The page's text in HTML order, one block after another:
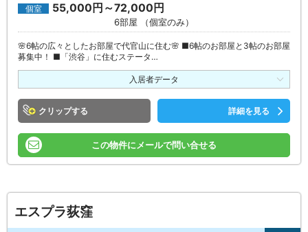
個室 55,000円～72,000円
6部屋 （個室のみ）
🌸6帖の広々としたお部屋で代官山に住む🌸 ■6帖のお部屋と3帖のお部屋
募集中！ ■「渋谷」に住むステータ…
入居者データ
クリップ 詳細を見る
この物件にメールで問い合せる
エスプラ荻窪